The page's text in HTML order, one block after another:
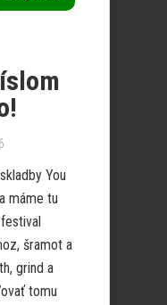
You
máme tu
šramot a
grind a
tomu